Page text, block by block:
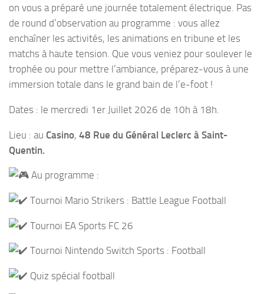
on vous a préparé une journée totalement électrique. Pas
de round d’observation au programme : vous allez
enchaîner les activités, les animations en tribune et les
matchs à haute tension. Que vous veniez pour soulever le
trophée ou pour mettre l’ambiance, préparez-vous à une
immersion totale dans le grand bain de l’e-foot !
Dates : le mercredi 1er Juillet 2026 de 10h à 18h.
Lieu : au Casino, 48 Rue du Général Leclerc à Saint-
Quentin.
Au programme :
Tournoi Mario Strikers : Battle League Football
Tournoi EA Sports FC 26
Tournoi Nintendo Switch Sports : Football
Quiz spécial football